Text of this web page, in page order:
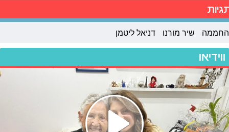
החממה שיר מורנו דניאל ליטמן
ווידיאו